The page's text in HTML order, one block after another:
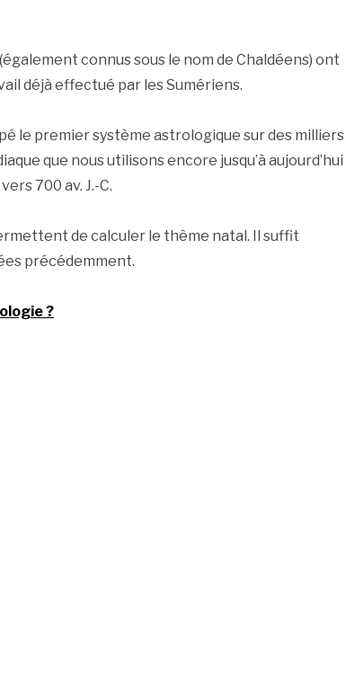
connus sous le nom de Chaldéens) ont
déjà effectué par les Sumériens.
le premier système astrologique sur des milliers
que nous utilisons encore jusqu’à aujourd’hui
700 av. J.-C.
de calculer le thème natal. Il suffit
précédemment.
?